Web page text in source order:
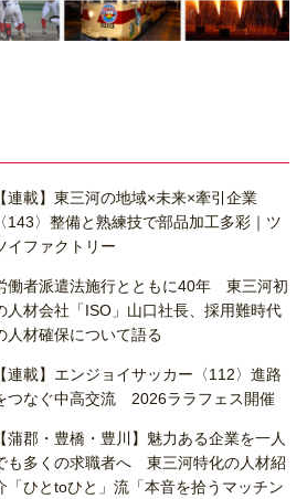
【連載】東三河の地域×未来×牽引企業
〈143〉整備と熟練技で部品加工多彩｜ツ
イファクトリー
働者派遣法施行とともに40年 東三河初
人材会社「ISO」山口社長、採用難時代
人材確保について語る
【連載】エンジョイサッカー〈112〉進路
つなぐ中高交流 2026ララフェス開催
【蒲郡・豊橋・豊川】魅力ある企業を一人
も多くの求職者へ 東三河特化の人材紹
「ひとtoひと」流「本音を拾うマッチン